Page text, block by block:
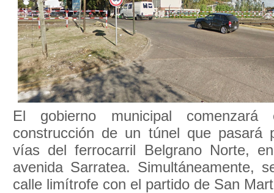
El gobierno municipal
construcción de un túnel que pasará
vías del ferrocarril Belgrano Norte,
avenida Sarratea. Simultáneamente,
calle limítrofe con el partido de San